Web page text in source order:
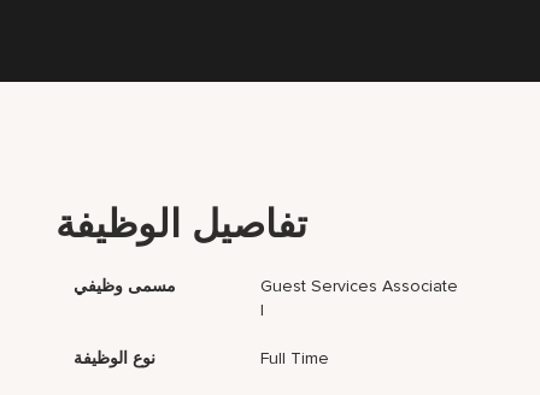
تفاصيل الوظيفة
مسمى وظيفي
Guest Services Associate
I
نوع الوظيفة Full Time